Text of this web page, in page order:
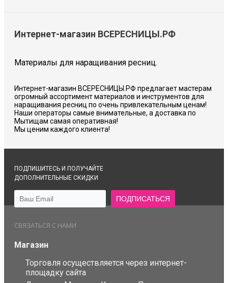
Интернет-магазин ВСЕРЕСНИЦЫ.РФ
Материалы для наращивания ресниц.
Интернет-магазин ВСЕРЕСНИЦЫ.РФ предлагает мастерам
огромный ассортимент материалов и инструментов для
наращивания ресниц по очень привлекательным ценам!
Наши операторы самые внимательные, а доставка по
Мытищам самая оперативная!
Мы ценим каждого клиента!
ПОДПИШИТЕСЬ И ПОЛУЧАЙТЕ
ДОПОЛНИТЕЛЬНЫЕ СКИДКИ
СВЯЗАТЬСЯ С НАМИ
Магазин
Торговля осуществляется через интернет-
площадку сайта